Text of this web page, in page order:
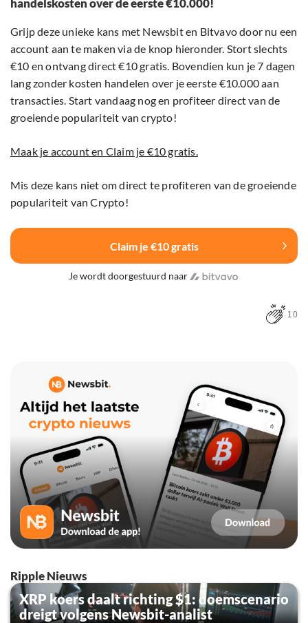
handelskosten over de eerste €10.000!
Grijp deze unieke kans met Newsbit en Bitvavo door nu een
account aan te maken via de knop hieronder. Stort slechts
€10 en ontvang direct €10 gratis. Bovendien kun je 7 dagen
lang zonder kosten handelen over je eerste €10.000 aan
transacties. Start vandaag nog en profiteer direct van de
groeiende populariteit van crypto!
Maak je account en Claim je €10 gratis.
Mis deze kans niet om direct te profiteren van de groeiende
populariteit van Crypto!
Claim je €10 gratis
Je wordt doorgestuurd naar
10
Ripple Nieuws
XRP koers daalt richting $1: doemscenario
dreigt volgens Newsbit-analist